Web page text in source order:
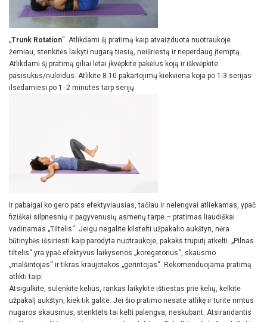
„Trunk Rotation“. Atlikdami šį pratimą kaip atvaizduota nuotraukoje
žemiau, stenkitės laikyti nugarą tiesią, neišriestą ir neperdaug įtemptą.
Atlikdami šį pratimą giliai lėtai įkvėpkite pakėlus koją ir iškvėpkite
pasisukus/nuleidus. Atlikite 8-10 pakartojimų kiekviena koja po 1-3 serijas
ilsėdamiesi po 1 -2 minutes tarp serijų.
Ir pabaigai ko gero pats efektyviausias, tačiau ir nelengvai atliekamas, ypač
fiziškai silpnesnių ir pagyvenusių asmenų tarpe – pratimas liaudiškai
vadinamas „Tiltelis“. Jeigu negalite kilstelti užpakalio aukštyn, nėra
būtinybės išsiriesti kaip parodyta nuotraukoje, pakaks truputį atkelti. „Pilnas
tiltelis“ yra ypač efektyvus laikysenos „koregatorius“, skausmo
„malšintojas“ ir tikras kraujotakos „gerintojas“. Rekomenduojama pratimą
atlikti taip:
Atsigulkite, sulenkite kelius, rankas laikykite ištiestas prie kelių, kelkite
užpakalį aukštyn, kiek tik galite. Jei šio pratimo nesate atlikę ir turite rimtus
nugaros skausmus, stenktėts tai kelti palengva, neskubant. Atsirandantis